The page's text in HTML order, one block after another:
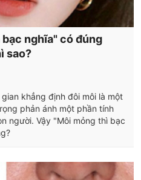
nghĩa" có đúng
sao?
khẳng định đôi môi là một
phản ánh một phần tính
người. Vậy "Môi mỏng thì bạc